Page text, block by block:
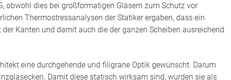
obwohl dies bei großformatigen Gläsern zum Schutz vor
Thermostressanalysen der Statiker ergaben, dass ein
Kanten und damit auch die der ganzen Scheiben ausreichend
eine durchgehende und filigrane Optik gewünscht. Darum
Damit diese statisch wirksam sind, wurden sie als